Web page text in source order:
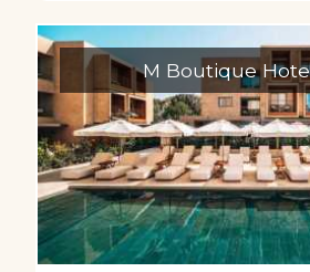
M Boutique